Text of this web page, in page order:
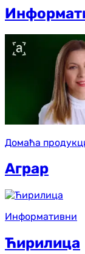
Домаћа
Аграр
Информативни
Ћирилица